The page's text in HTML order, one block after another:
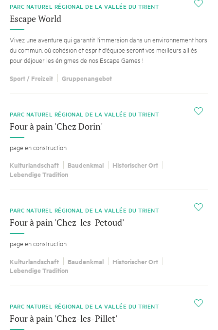
i
PARC NATUREL RÉGIONAL DE LA VALLÉE DU TRIENT
Escape World
Vivez une aventure qui garantit l'immersion dans un environnement hors
du commun, où cohésion et esprit d'équipe seront vos meilleurs alliés
pour déjouer les énigmes de nos Escape Games !
Sport / Freizeit Gruppenangebot
i
PARC NATUREL RÉGIONAL DE LA VALLÉE DU TRIENT
Four à pain 'Chez Dorin'
page en construction
Kulturlandschaft Baudenkmal
Historischer Ort
Lebendige Tradition
i
PARC NATUREL RÉGIONAL DE LA VALLÉE DU TRIENT
Four à pain 'Chez-les-Petoud'
page en construction
Kulturlandschaft Baudenkmal
Historischer Ort
Lebendige Tradition
i
PARC NATUREL RÉGIONAL DE LA VALLÉE DU TRIENT
Four à pain 'Chez-les-Pillet'